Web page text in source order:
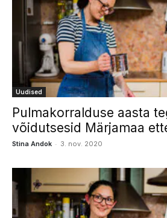
Uudised
Pulmakorralduse aasta
võidutsesid Märjamaa
Stina Andok - 3. nov. 2020